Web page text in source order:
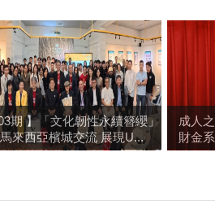
期 】「文化韌性永續簪纓」
來西亞檳城交流 展現U...
成人
財金